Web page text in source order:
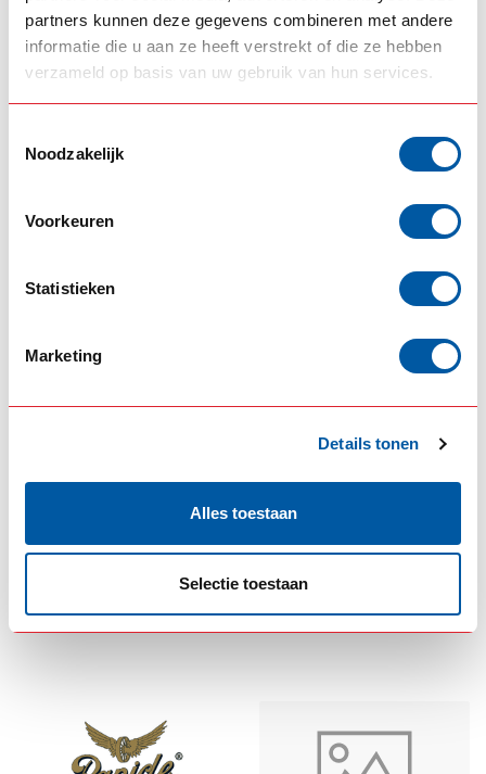
partners kunnen deze gegevens combineren met andere
informatie die u aan ze heeft verstrekt of die ze hebben
verzameld op basis van uw gebruik van hun services.
Noodzakelijk
Voorkeuren
Statistieken
Marketing
Details tonen
Alles toestaan
Selectie toestaan
NATHAN AIRCHIME